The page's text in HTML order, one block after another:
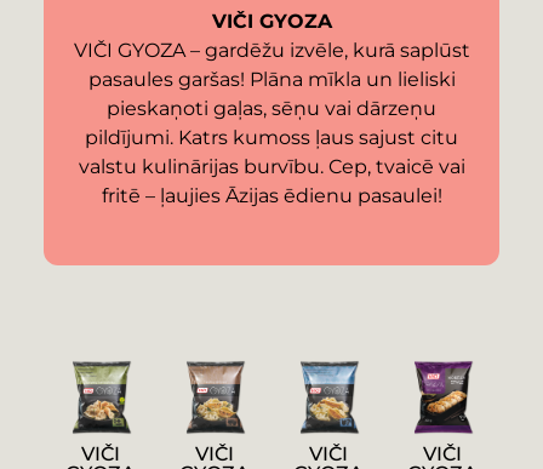
VIČI GYOZA
VIČI GYOZA – gardēžu izvēle, kurā saplūst
pasaules garšas! Plāna mīkla un lieliski
pieskaņoti gaļas, sēņu vai dārzeņu
pildījumi. Katrs kumoss ļaus sajust citu
valstu kulinārijas burvību. Cep, tvaicē vai
fritē – ļaujies Āzijas ēdienu pasaulei!
VIČI
VIČI
VIČI
VIČI